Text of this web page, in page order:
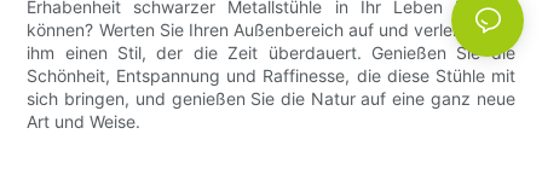
Erhabenheit schwarzer Metallstühle in Ihr Leben bringen
können? Werten Sie Ihren Außenbereich auf und verleihen Sie
ihm einen Stil, der die Zeit überdauert. Genießen Sie die
Schönheit, Entspannung und Raffinesse, die diese Stühle mit
sich bringen, und genießen Sie die Natur auf eine ganz neue
Art und Weise.